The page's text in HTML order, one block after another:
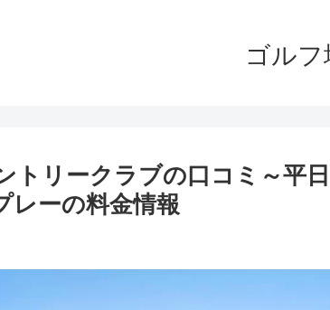
ゴル
トリークラブの口コミ～平
レーの料金情報